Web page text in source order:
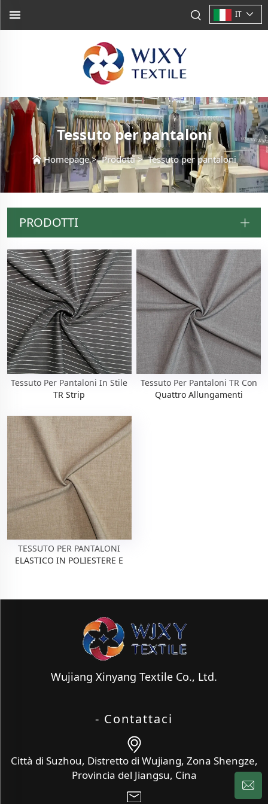
IT
Tessuto per pantaloni
Homepage>Prodotti>Tessuto per pantaloni
PRODOTTI
Tessuto Per Pantaloni In Stile
TR Strip
Tessuto Per Pantaloni TR Con
Quattro Allungamenti
TESSUTO PER PANTALONI
ELASTICO IN POLIESTERE E
Wujiang Xinyang Textile Co., Ltd.
- Contattaci
Città di Suzhou, Distretto di Wujiang, Zona Shengze,
Provincia del Jiangsu, Cina